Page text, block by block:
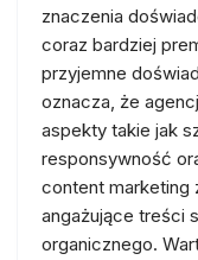
znaczenia
coraz bardziej
przyjemne
oznacza, że
aspekty takie jak
responsywność
content marketing
angażujące treści
organicznego.